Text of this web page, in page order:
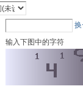
输入下图中的字符